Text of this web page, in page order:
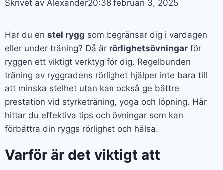
Skrivet av Alexander20:38 februari 3, 2025
Har du en stel rygg som begränsar dig i vardagen
eller under träning? Då är rörlighetsövningar för
ryggen ett viktigt verktyg för dig. Regelbunden
träning av ryggradens rörlighet hjälper inte bara till
att minska stelhet utan kan också ge bättre
prestation vid styrketräning, yoga och löpning. Här
hittar du effektiva tips och övningar som kan
förbättra din ryggs rörlighet och hälsa.
Varför är det viktigt att